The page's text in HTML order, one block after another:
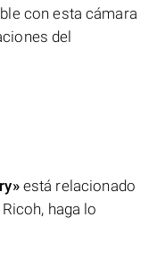
con esta cámara
del
está relacionado
haga lo